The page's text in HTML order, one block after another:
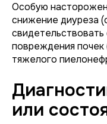
Особую
снижение диуреза
повреждения
тяжелого
или